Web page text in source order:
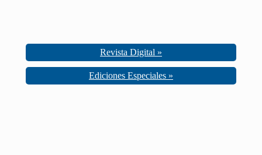
Revista Digital »
Ediciones Especiales »